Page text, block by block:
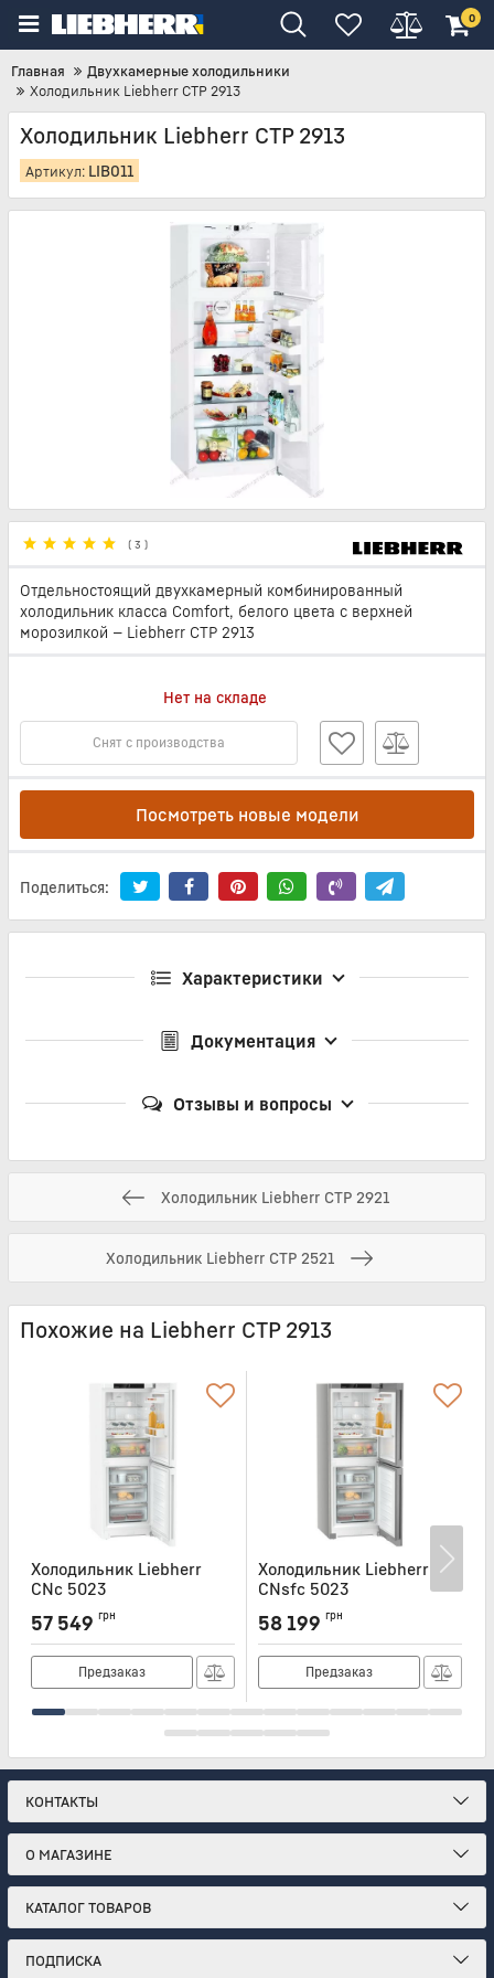
0
Главная
Двухкамерные холодильники
Холодильник Liebherr CTP 2913
Холодильник Liebherr CTP 2913
Артикул: LIB011
( 3 )
Отдельностоящий двухкамерный комбинированный
холодильник класса Comfort, белого цвета с верхней
морозилкой — Liebherr CTP 2913
Нет на складе
Снят с производства
Посмотреть новые модели
Поделиться:
Характеристики
Документация
Отзывы и вопросы
Холодильник Liebherr CTP 2921
Холодильник Liebherr CTP 2521
Похожие на Liebherr CTP 2913
Холодильник Liebherr
CNc 5023
CNC5023
57 549 грн
Предзаказ
Холодильник Liebherr
CNsfc 5023
CNSFC5023
58 199 грн
Предзаказ
КОНТАКТЫ
О МАГАЗИНЕ
КАТАЛОГ ТОВАРОВ
ПОДПИСКА